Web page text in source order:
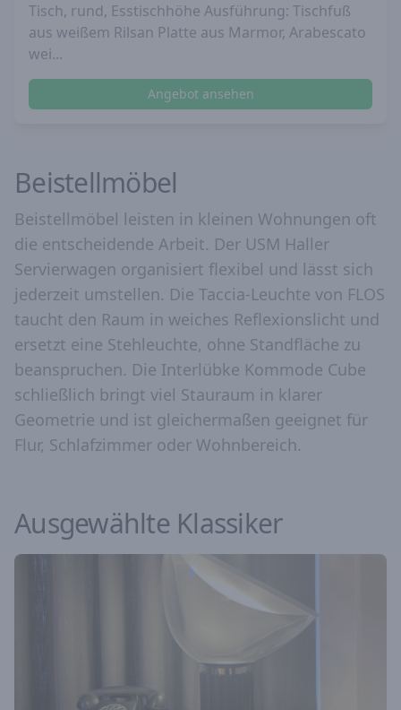
Tisch, rund, Esstischhöhe Ausführung: Tischfuß
aus weißem Rilsan Platte aus Marmor, Arabescato
wei...
Angebot ansehen
Beistellmöbel
Beistellmöbel leisten in kleinen Wohnungen oft
die entscheidende Arbeit. Der USM Haller
Servierwagen organisiert flexibel und lässt sich
jederzeit umstellen. Die Taccia-Leuchte von FLOS
taucht den Raum in weiches Reflexionslicht und
ersetzt eine Stehleuchte, ohne Standfläche zu
beanspruchen. Die Interlübke Kommode Cube
schließlich bringt viel Stauraum in klarer
Geometrie und ist gleichermaßen geeignet für
Flur, Schlafzimmer oder Wohnbereich.
Ausgewählte Klassiker